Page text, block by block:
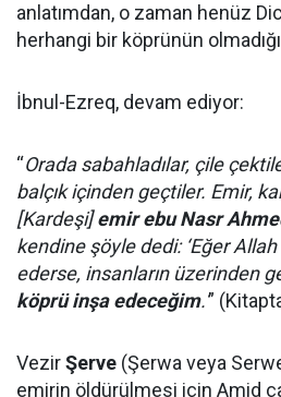
anlatımdan, o zaman henüz
herhangi bir köprünün
İbnul-Ezreq, devam ediyor:
“Orada sabahladılar, çile
balçık içinden geçtiler. Emir,
[Kardeşi]emir ebu Nasr
kendine şöyle dedi: ‘Eğer
ederse, insanların üzerinden
köprü inşa edeceğim.'”
VezirŞerve (Şerwa veya
emirin öldürülmesi için Amid